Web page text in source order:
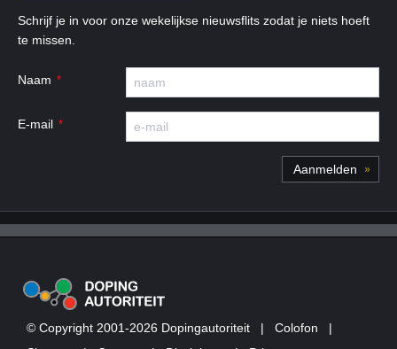
Schrijf je in voor onze wekelijkse nieuwsflits zodat je niets hoeft
te missen.
Naam
E-mail
© Copyright 2001-2026 Dopingautoriteit | Colofon
|